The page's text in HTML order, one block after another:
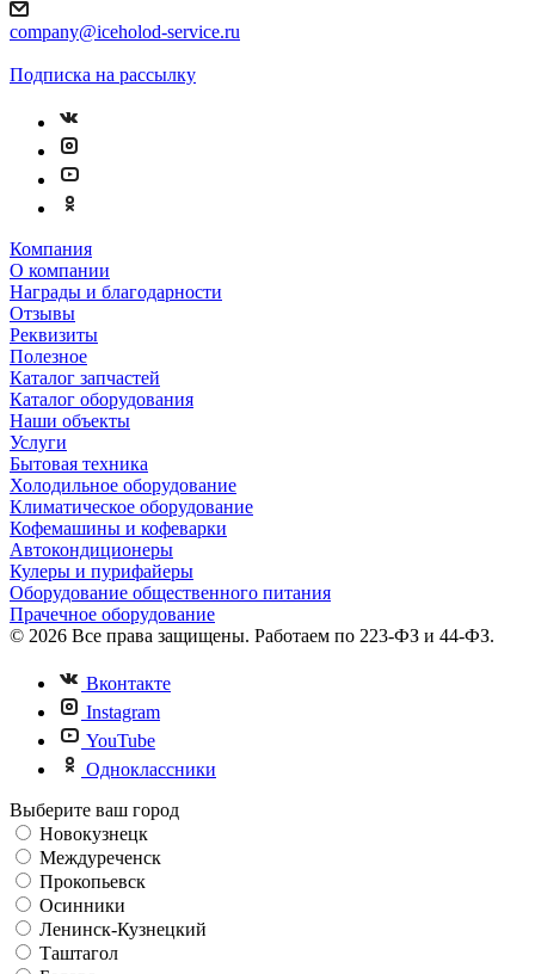
company@iceholod-service.ru
Подписка на рассылку
Компания
О компании
Награды и благодарности
Отзывы
Реквизиты
Полезное
Каталог запчастей
Каталог оборудования
Наши объекты
Услуги
Бытовая техника
Холодильное оборудование
Климатическое оборудование
Кофемашины и кофеварки
Автокондиционеры
Кулеры и пурифайеры
Оборудование общественного питания
Прачечное оборудование
© 2026 Все права защищены. Работаем по 223-ФЗ и 44-ФЗ.
Вконтакте
Instagram
YouTube
Одноклассники
Выберите ваш город
Новокузнецк
Междуреченск
Прокопьевск
Осинники
Ленинск-Кузнецкий
Таштагол